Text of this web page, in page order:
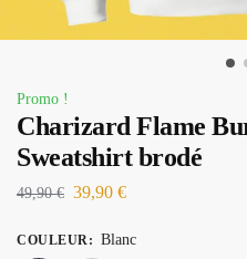
Promo !
Charizard Flame
Sweatshirt brodé
49,90€ 39,90 €
COULEUR : Blanc